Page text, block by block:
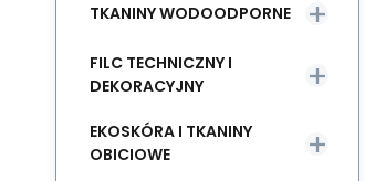
TKANINY WODOODPORNE
FILC TECHNICZNY I
DEKORACYJNY
EKOSKÓRA I TKANINY
OBICIOWE